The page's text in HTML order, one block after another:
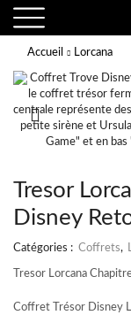
Accueil Lorcana
Tresor
Disney
Catégories : Coffrets,
Tresor Lorcana
Coffret Trésor Disney